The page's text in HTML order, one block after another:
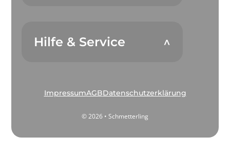
Hilfe & Service
ImpressumAGBDatenschutzerklärung
© 2026 • Schmetterling